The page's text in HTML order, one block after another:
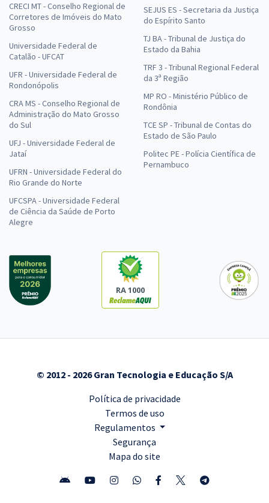
CRECI MT - Conselho Regional de
Corretores de Imóveis do Mato
Grosso
Universidade Federal de
Catalão - UFCAT
UFR - Universidade Federal de
Rondonópolis
CRA MS - Conselho Regional de
Administração do Mato Grosso
do Sul
UFJ - Universidade Federal de
Jataí
UFRN - Universidade Federal do
Rio Grande do Norte
UFCSPA - Universidade Federal
de Ciência da Saúde de Porto
Alegre
SEJUS ES - Secretaria da Justiça
do Espírito Santo
TJ BA - Tribunal de Justiça do
Estado da Bahia
TRF 3 - Tribunal Regional Federal
da 3ª Região
MP RO - Ministério Público de
Rondônia
TCE SP - Tribunal de Contas do
Estado de São Paulo
Politec PE - Polícia Científica de
Pernambuco
RA 1000
© 2012 - 2026 Gran Tecnologia e Educação S/A
Política de privacidade
Termos de uso
Regulamentos
Segurança
Mapa do site